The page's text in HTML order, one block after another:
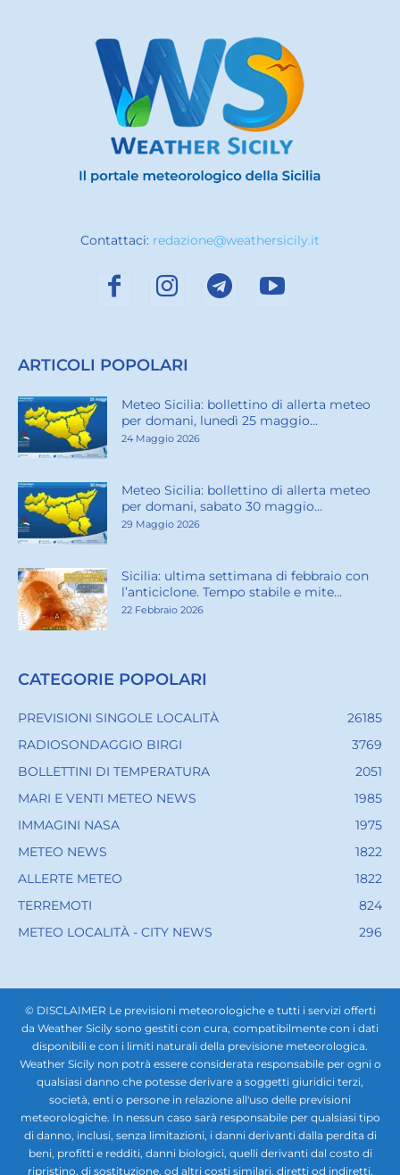
Contattaci: redazione@weathersicily.it
ARTICOLI POPOLARI
Meteo Sicilia: bollettino di allerta meteo
per domani, lunedì 25 maggio...
24 Maggio 2026
Meteo Sicilia: bollettino di allerta meteo
per domani, sabato 30 maggio...
29 Maggio 2026
Sicilia: ultima settimana di febbraio con
l’anticiclone. Tempo stabile e mite...
22 Febbraio 2026
CATEGORIE POPOLARI
PREVISIONI SINGOLE LOCALITÀ
26185
RADIOSONDAGGIO BIRGI
3769
BOLLETTINI DI TEMPERATURA
2051
MARI E VENTI METEO NEWS
1985
IMMAGINI NASA
1975
METEO NEWS
1822
ALLERTE METEO
1822
TERREMOTI
824
METEO LOCALITÀ - CITY NEWS
296
© DISCLAIMER Le previsioni meteorologiche e tutti i servizi offerti
da Weather Sicily sono gestiti con cura, compatibilmente con i dati
disponibili e con i limiti naturali della previsione meteorologica.
Weather Sicily non potrà essere considerata responsabile per ogni o
qualsiasi danno che potesse derivare a soggetti giuridici terzi,
società, enti o persone in relazione all'uso delle previsioni
meteorologiche. In nessun caso sarà responsabile per qualsiasi tipo
di danno, inclusi, senza limitazioni, i danni derivanti dalla perdita di
beni, profitti e redditi, danni biologici, quelli derivanti dal costo di
ripristino, di sostituzione, od altri costi similari, diretti od indiretti,